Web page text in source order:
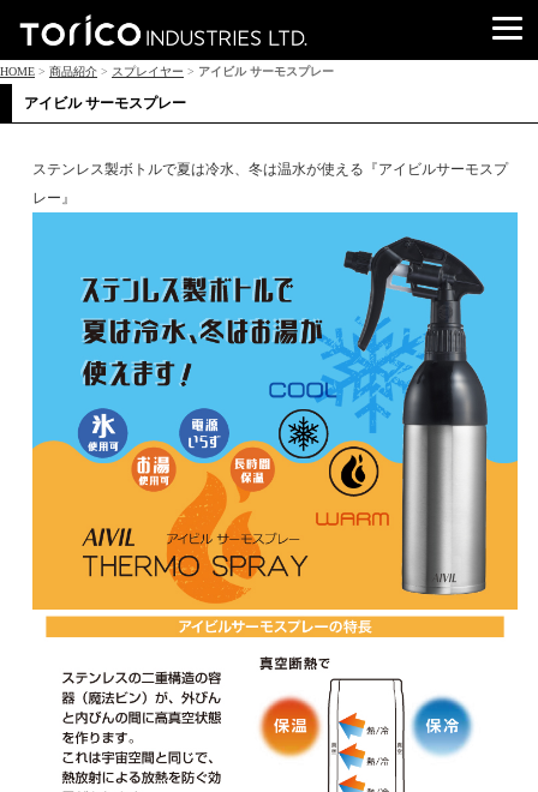
HOME > 商品紹介 > スプレイヤー > アイビル サーモスプレー
アイビル サーモスプレー
ステンレス製ボトルで夏は冷水、冬は温水が使える『アイビルサーモスプ
レー』